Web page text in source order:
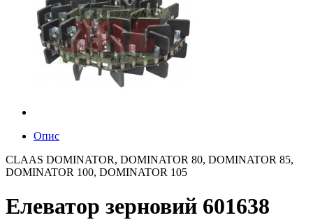
Опис
CLAAS DOMINATOR, DOMINATOR 80, DOMINATOR 85,
DOMINATOR 100, DOMINATOR 105
Елеватор зерновий 601638